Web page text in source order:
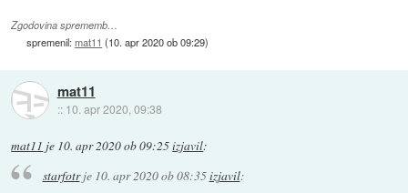
Zgodovina sprememb…
spremenil:mat11 (10. apr 2020 ob 09:29)
mat11
:: 10. apr 2020, 09:38
mat11 je 10. apr 2020 ob 09:25izjavil:
starfotrje 10. apr 2020 ob 08:35izjavil: